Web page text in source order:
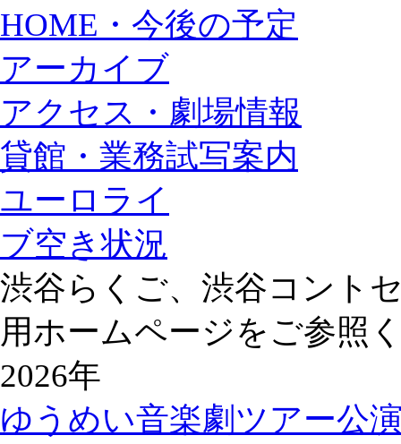
HOME・今後の予定
アーカイブ
アクセス・劇場情報
貸館・業務試写案内
ユーロライ
ブ空き状況
渋谷らくご、渋谷コント
用ホームページをご参照
2026年
ゆうめい音楽劇ツアー公